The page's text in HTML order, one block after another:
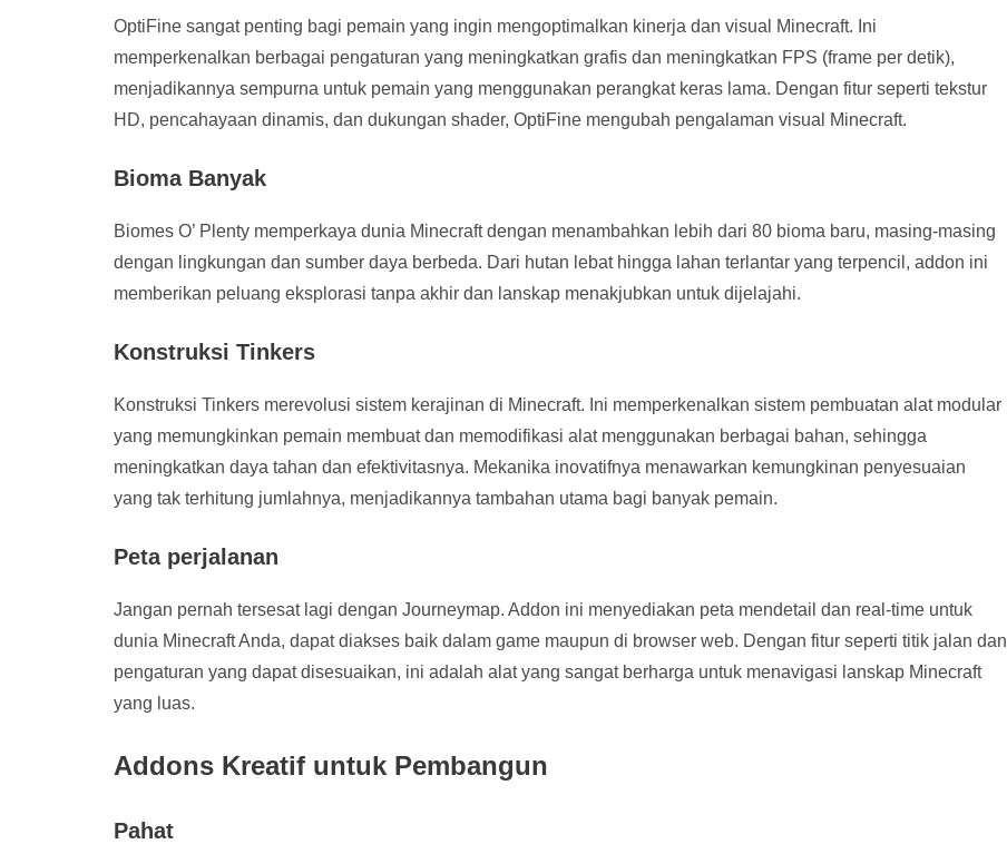
OptiFine sangat penting bagi pemain yang ingin mengoptimalkan kinerja dan visual Minecraft. Ini
memperkenalkan berbagai pengaturan yang meningkatkan grafis dan meningkatkan FPS (frame per detik),
menjadikannya sempurna untuk pemain yang menggunakan perangkat keras lama. Dengan fitur seperti tekstur
HD, pencahayaan dinamis, dan dukungan shader, OptiFine mengubah pengalaman visual Minecraft.
Bioma Banyak
Biomes O’ Plenty memperkaya dunia Minecraft dengan menambahkan lebih dari 80 bioma baru, masing-masing
dengan lingkungan dan sumber daya berbeda. Dari hutan lebat hingga lahan terlantar yang terpencil, addon ini
memberikan peluang eksplorasi tanpa akhir dan lanskap menakjubkan untuk dijelajahi.
Konstruksi Tinkers
Konstruksi Tinkers merevolusi sistem kerajinan di Minecraft. Ini memperkenalkan sistem pembuatan alat modular
yang memungkinkan pemain membuat dan memodifikasi alat menggunakan berbagai bahan, sehingga
meningkatkan daya tahan dan efektivitasnya. Mekanika inovatifnya menawarkan kemungkinan penyesuaian
yang tak terhitung jumlahnya, menjadikannya tambahan utama bagi banyak pemain.
Peta perjalanan
Jangan pernah tersesat lagi dengan Journeymap. Addon ini menyediakan peta mendetail dan real-time untuk
dunia Minecraft Anda, dapat diakses baik dalam game maupun di browser web. Dengan fitur seperti titik jalan dan
pengaturan yang dapat disesuaikan, ini adalah alat yang sangat berharga untuk menavigasi lanskap Minecraft
yang luas.
Addons Kreatif untuk Pembangun
Pahat